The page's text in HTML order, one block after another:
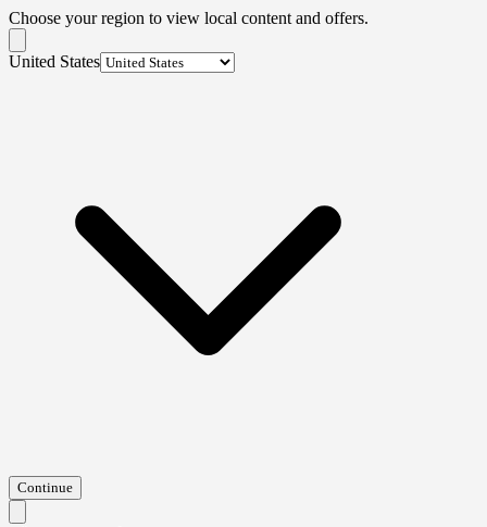
Choose your region to view local content and offers.
United States
Continue